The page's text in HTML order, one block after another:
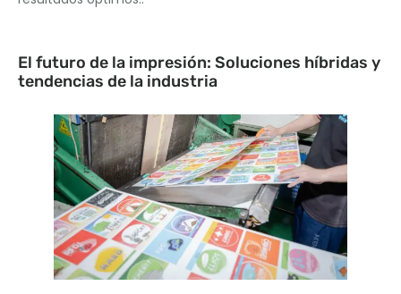
El futuro de la impresión: Soluciones híbridas y
tendencias de la industria